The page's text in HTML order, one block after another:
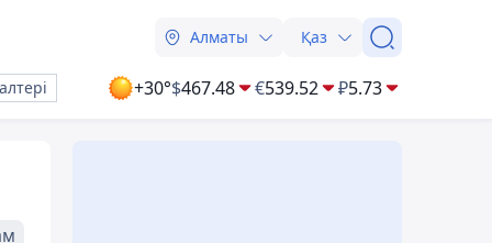
Алматы Қаз
+30°$467.48 €539.52 ₽5.73